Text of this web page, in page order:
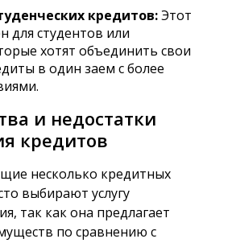
кредитов:Этот
для студентов или
хотят объединить свои
в один заем с более
и недостатки
кредитов
несколько кредитных
выбирают услугу
так как она предлагает
по сравнению с